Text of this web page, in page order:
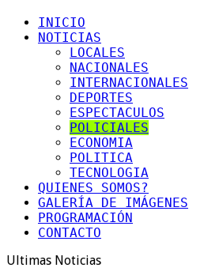
INICIO
NOTICIAS
LOCALES
NACIONALES
INTERNACIONALES
DEPORTES
ESPECTACULOS
POLICIALES
ECONOMIA
POLITICA
TECNOLOGIA
QUIENES SOMOS?
GALERÍA DE IMÁGENES
PROGRAMACIÓN
CONTACTO
Ultimas Noticias